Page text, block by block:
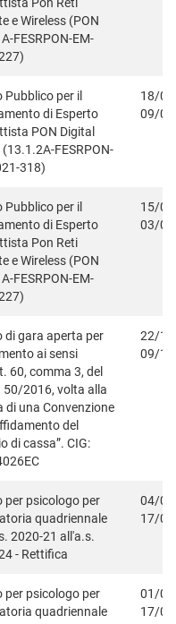
e Wireless (PON
FESRPON-EM-
Pubblico per il
di Esperto
PON Digital
FESRPON-
318)
18/
09/
Pubblico per il
di Esperto
Pon Reti
e Wireless (PON
FESRPON-EM-
15/
03/
di gara aperta per
ai sensi
60, comma 3, del
50/2016, volta alla
di una Convenzione
del
di cassa”. CIG:
22/
09/
per psicologo per
quadriennale
2020-21 all'a.s.
- Rettifica
04/
17/
per psicologo per
quadriennale
01/
17/